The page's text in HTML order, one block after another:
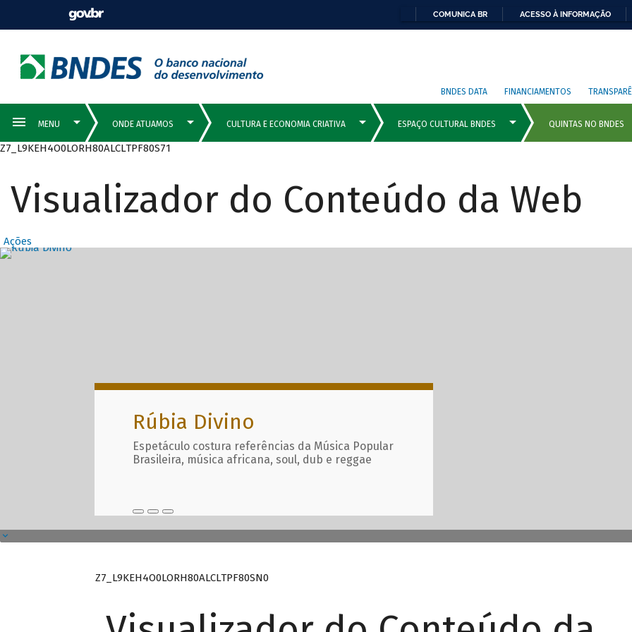
COMUNICA BR ACESSO À INFORMAÇÃO
BNDES DATA FINANCIAMENTOS
Z7_L9KEH4O0LORH80ALCLTPF80S71
Visualizador do Conteúdo da Web
Ações
Destaques Principais com
Rúbia Divino
Espetáculo costura referências da Música Popular
Brasileira, música africana, soul, dub e reggae
Z7_L9KEH4O0LORH80ALCLTPF80SN0